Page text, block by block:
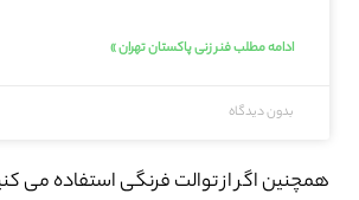
ادامه مطلب فنر زنی پاکستان تهران »
بدون دیدگاه
همچنین اگر از توالت فرنگی استفاده می